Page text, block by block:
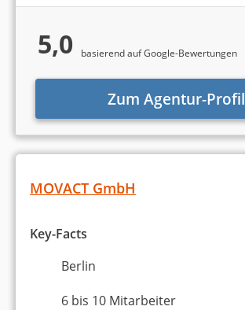
5,0 basierend auf Google-Bewertungen
Zum Agentur-Profil
MOVACT GmbH
Key-Facts
Berlin
6 bis 10 Mitarbeiter